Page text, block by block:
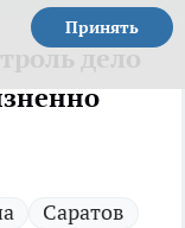
Принять
дело
Саратов